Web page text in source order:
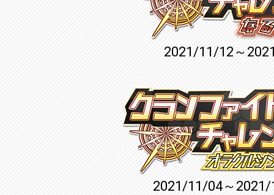
2021/11/12～
2021/11/04～